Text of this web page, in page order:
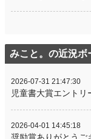
みこと。の近況ボ
2026-07-31 21:47:30
児童書大賞エントリ
2026-04-01 14:45:18